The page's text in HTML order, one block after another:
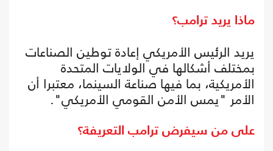
ماذا يريد ترامب؟
يريد الرئيس الأمريكي إعادة توطين الصناعات
بمختلف أشكالها في الولايات المتحدة
الأمريكية، بما فيها صناعة السينما، معتبرا أن
الأمر "يمس الأمن القومي الأمريكي".
على من سيفرض ترامب التعريفة؟